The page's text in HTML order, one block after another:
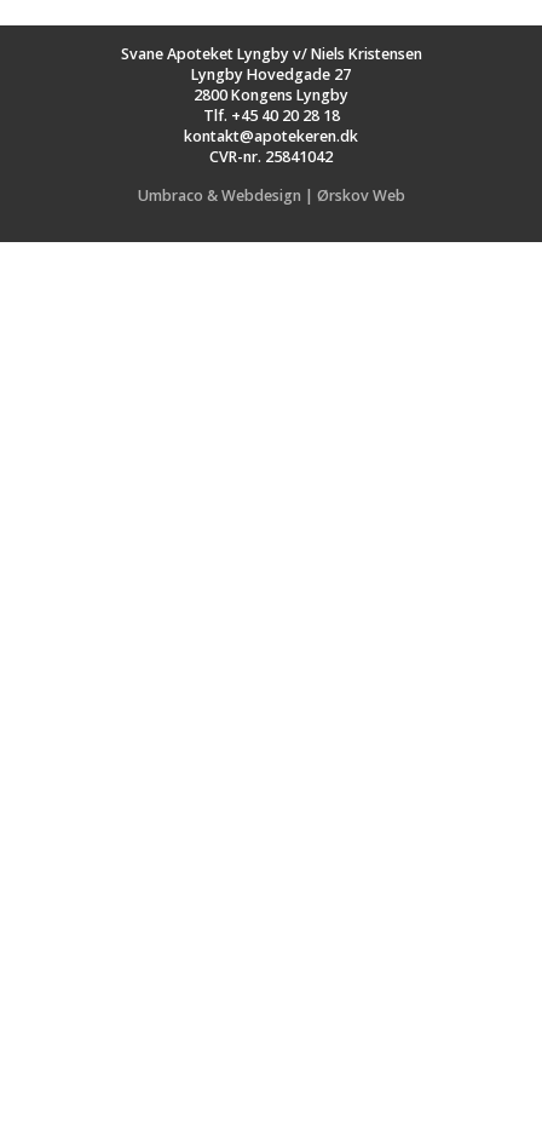
Svane Apoteket Lyngby v/ Niels Kristensen
Lyngby Hovedgade 27
2800 Kongens Lyngby
Tlf. +45 40 20 28 18
kontakt@apotekeren.dk
CVR-nr. 25841042
Umbraco & Webdesign | Ørskov Web